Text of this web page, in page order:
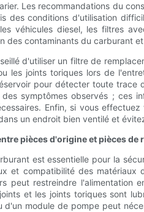
Les recommandations du
conditions d'utilisation
véhicules diesel, les filtres
des contaminants du carburant
d'utiliser un filtre de
les joints toriques lors de
pour détecter toute trace
symptômes observés ; ces
Enfin, si vous
un endroit bien ventilé et
pièces d'origine et pièces de
est essentielle pour la
et compatibilité des
peut restreindre l'alimentation
et les joints toriques sont
d'un module de pompe peut